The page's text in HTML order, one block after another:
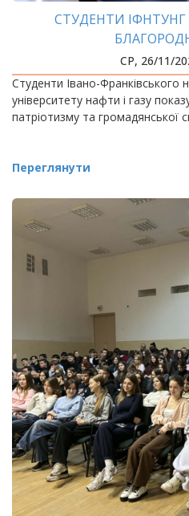
СТУДЕНТИ
СР, 26/11/
Студенти Івано-Франківського
університету нафти і газу
патріотизму та громадянської
Переглянути